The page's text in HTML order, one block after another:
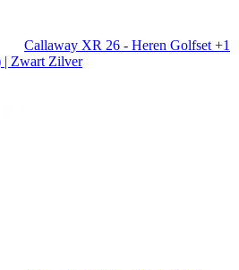
Callaway XR 26 - Heren Golfset +1
| Zwart Zilver